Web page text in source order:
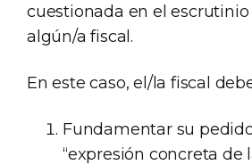
cuestionada en el
algún/a fiscal.
En este caso, el/la fiscal
Fundamentar su
“expresión concreta de